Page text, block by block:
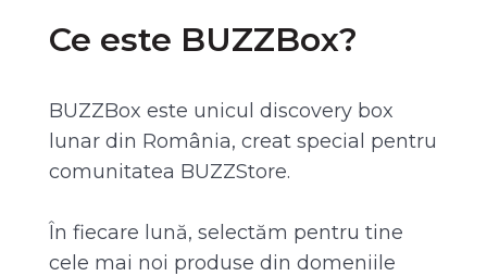
Ce este BUZZBox?
BUZZBox este unicul discovery box
lunar din România, creat special pentru
comunitatea BUZZStore.
În fiecare lună, selectăm pentru tine
cele mai noi produse din domeniile